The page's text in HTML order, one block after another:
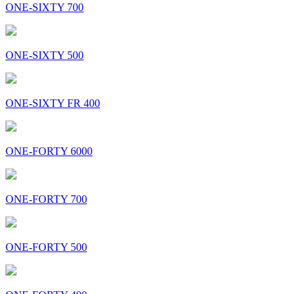
ONE-SIXTY 700
ONE-SIXTY 500
ONE-SIXTY FR 400
ONE-FORTY 6000
ONE-FORTY 700
ONE-FORTY 500